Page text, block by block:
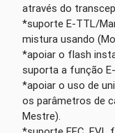
através do
*suporte E-TTL/
mistura usando
*apoiar o flash
suporta a função
*apoiar o uso de
os parâmetros de
Mestre).